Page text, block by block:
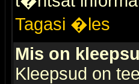
Tagasi �les
Mis on
Kleepsud on